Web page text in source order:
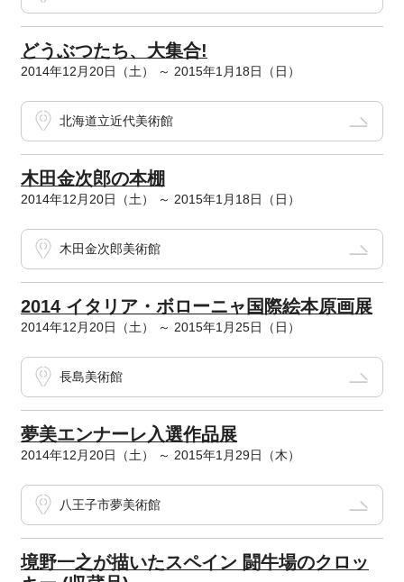
どうぶつたち、大集合!
2014年12月20日（土） ～ 2015年1月18日（日）
北海道立近代美術館
木田金次郎の本棚
2014年12月20日（土） ～ 2015年1月18日（日）
木田金次郎美術館
2014 イタリア・ボローニャ国際絵本原画展
2014年12月20日（土） ～ 2015年1月25日（日）
長島美術館
夢美エンナーレ入選作品展
2014年12月20日（土） ～ 2015年1月29日（木）
八王子市夢美術館
境野一之が描いたスペイン 闘牛場のクロッ